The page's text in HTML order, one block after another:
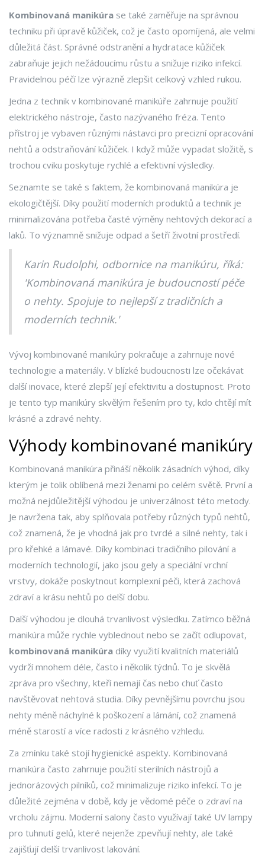
Kombinovaná manikúra se také zaměřuje na správnou
techniku při úpravě kůžiček, což je často opomíjená, ale velmi
důležitá část. Správné odstranění a hydratace kůžiček
zabraňuje jejich nežádoucímu růstu a snižuje riziko infekcí.
Pravidelnou péčí lze výrazně zlepšit celkový vzhled rukou.
Jedna z technik v kombinované manikúře zahrnuje použití
elektrického nástroje, často nazývaného fréza. Tento
přístroj je vybaven různými nástavci pro precizní opracování
nehtů a odstraňování kůžiček. I když může vypadat složitě, s
trochou cviku poskytuje rychlé a efektivní výsledky.
Seznamte se také s faktem, že kombinovaná manikúra je
ekologičtější. Díky použití moderních produktů a technik je
minimalizována potřeba časté výměny nehtových dekorací a
laků. To významně snižuje odpad a šetří životní prostředí.
Karin Rudolphi, odbornice na manikúru, říká:
'Kombinovaná manikúra je budoucností péče
o nehty. Spojuje to nejlepší z tradičních a
moderních technik.'
Vývoj kombinované manikúry pokračuje a zahrnuje nové
technologie a materiály. V blízké budoucnosti lze očekávat
další inovace, které zlepší její efektivitu a dostupnost. Proto
je tento typ manikúry skvělým řešením pro ty, kdo chtějí mít
krásné a zdravé nehty.
Výhody kombinované manikúry
Kombinovaná manikúra přináší několik zásadních výhod, díky
kterým je tolik oblíbená mezi ženami po celém světě. První a
možná nejdůležitější výhodou je univerzálnost této metody.
Je navržena tak, aby splňovala potřeby různých typů nehtů,
což znamená, že je vhodná jak pro tvrdé a silné nehty, tak i
pro křehké a lámavé. Díky kombinaci tradičního pilování a
moderních technologií, jako jsou gely a speciální vrchní
vrstvy, dokáže poskytnout komplexní péči, která zachová
zdraví a krásu nehtů po delší dobu.
Další výhodou je dlouhá trvanlivost výsledku. Zatímco běžná
manikúra může rychle vyblednout nebo se začít odlupovat,
kombinovaná manikúra díky využití kvalitních materiálů
vydrží mnohem déle, často i několik týdnů. To je skvělá
zpráva pro všechny, kteří nemají čas nebo chuť často
navštěvovat nehtová studia. Díky pevnějšímu povrchu jsou
nehty méně náchylné k poškození a lámání, což znamená
méně starostí a více radosti z krásného vzhledu.
Za zmínku také stojí hygienické aspekty. Kombinovaná
manikúra často zahrnuje použití sterilních nástrojů a
jednorázových pilníků, což minimalizuje riziko infekcí. To je
důležité zejména v době, kdy je vědomé péče o zdraví na
vrcholu zájmu. Moderní salony často využívají také UV lampy
pro tuhnutí gelů, které nejenže zpevňují nehty, ale také
zajišťují delší trvanlivost lakování.